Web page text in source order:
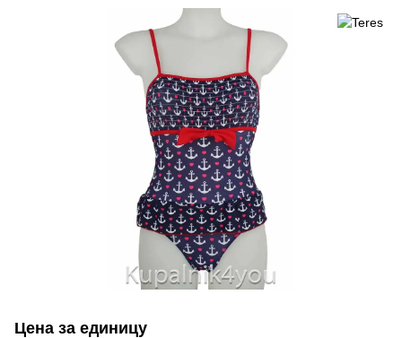
Цена за единицу